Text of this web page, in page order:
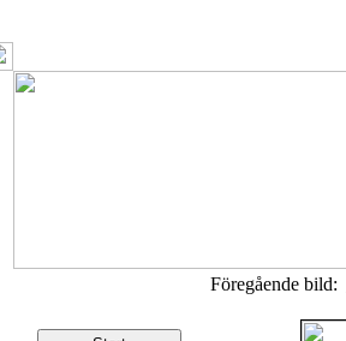
Föregående bild: